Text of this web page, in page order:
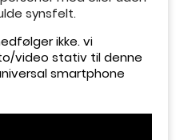
synsfelt.
ikke. vi
video stativ til denne
smartphone